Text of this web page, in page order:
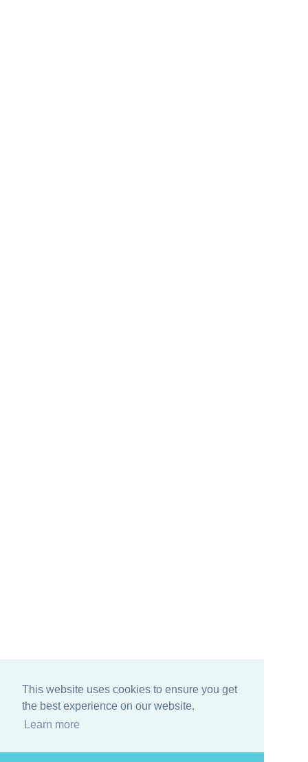
This website uses cookies to ensure you get
the best experience on our website.
Learn more